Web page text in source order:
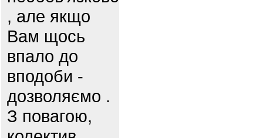
, але якщо
Вам щось
впало до
вподоби -
дозволяємо .
З повагою,